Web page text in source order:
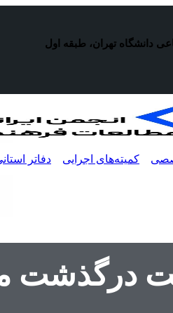
دانشگاه تهران، طبقه اول
کمیته‌های اجرایی دفاتر
درگذشت